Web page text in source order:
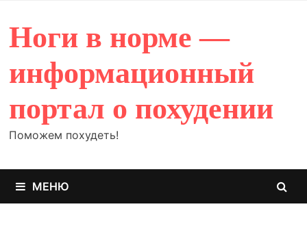
содержимому
Ноги в норме —
информационный
портал о похудении
Поможем похудеть!
МЕНЮ